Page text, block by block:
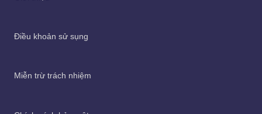
Điều khoản sử sụng
Miễn trừ trách nhiệm